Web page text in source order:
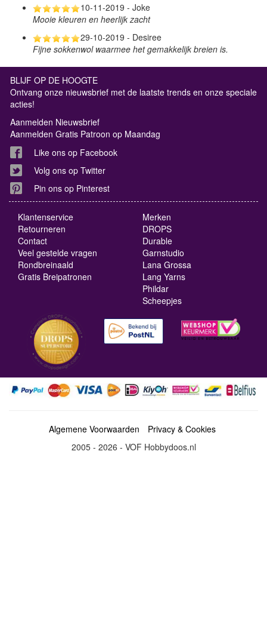
10-11-2019 - Joke
Mooie kleuren en heerlijk zacht
29-10-2019 - Desiree
Fijne sokkenwol waarmee het gemakkelijk breien is.
BLIJF OP DE HOOGTE
Ontvang onze nieuwsbrief met de laatste trends en onze speciale
acties!
Aanmelden Nieuwsbrief
Aanmelden Gratis Patroon op Maandag
Like ons op Facebook
Volg ons op Twitter
Pin ons op Pinterest
Klantenservice
Retourneren
Contact
Veel gestelde vragen
Rondbreinaald
Gratis Breipatronen
Merken
DROPS
Durable
Garnstudio
Lana Grossa
Lang Yarns
Phildar
Scheepjes
Algemene Voorwaarden
Privacy & Cookies
2005 - 2026 - VOF Hobbydoos.nl